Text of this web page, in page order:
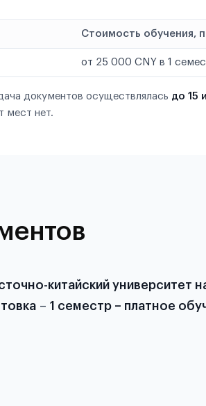
Стоимость обучения,
от 25 000 CNY в 1
документов осуществлялась до 15
мест нет.
китайский университет
– 1 семестр – платное